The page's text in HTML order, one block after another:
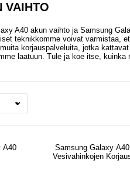
VAIHTO
A40 akun vaihto ja Samsung
teknikkomme voivat varmistaa,
korjauspalveluita, jotka
laatuun. Tule ja koe itse,
A40
Samsung Galaxy A40
Vesivahinkojen